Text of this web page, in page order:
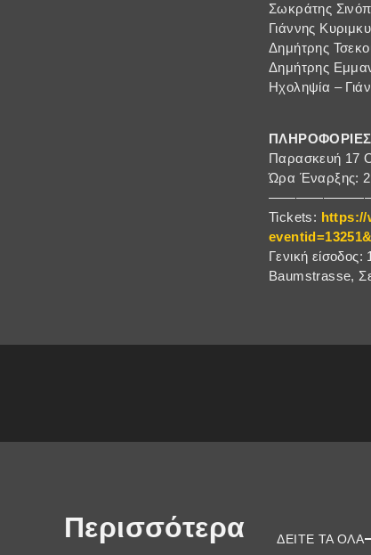
Σωκράτης
Γιάννης
Δημήτρης
Δημήτρης
Ηχοληψία –
ΠΛΗΡΟΦΟΡΙΕΣ
Παρασκευή 17
Ώρα Έναρξης:
Tickets: https://
Γενική
Baumstrasse,
Περισσότερα ΔΕΙΤΕ ΤΑ ΟΛΑ